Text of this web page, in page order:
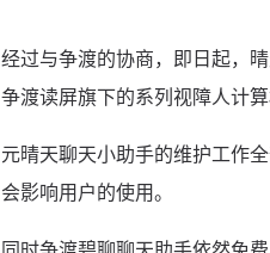
经过与争渡的协商，即日起，
争渡读屏旗下的系列视障人计
元晴天聊天小助手的维护工作
会影响用户的使用。